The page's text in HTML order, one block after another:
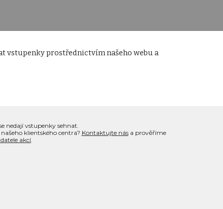
vstupenky prostřednictvím našeho webu a
nedají vstupenky sehnat.
klientského centra? Kontaktujte nása prověříme
akcí.